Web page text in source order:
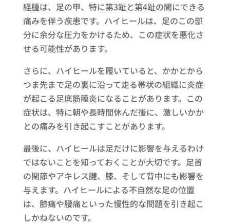
経腫は、足の甲、特に第3趾と第4趾の間にできる
痛みを伴う疾患です。ハイヒールは、足のこの部
分に余分な圧力をかけるため、この症状を悪化さ
せる可能性があります。
さらに、ハイヒールを履いていると、かかとから
つま先まで足の裏に沿って走る帯状の組織に炎症
が起こる足底筋膜炎になることがあります。この
症状は、特に朝や長時間休んだ後に、激しいかか
との痛みを引き起こすことがあります。
最後に、ハイヒールは足だけに影響を与えるわけ
ではないことを知っておくことが大切です。足首
の関節やアキレス腱、膝、そして背中にも影響を
与えます。ハイヒールによる不自然な足の位置
は、膝痛や腰痛といった慢性的な問題を引き起こ
しかねないのです。